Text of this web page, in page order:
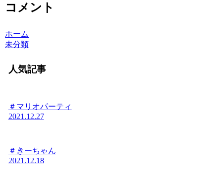
コメント
ホーム
未分類
人気記事
＃マリオパーティ
2021.12.27
＃きーちゃん
2021.12.18